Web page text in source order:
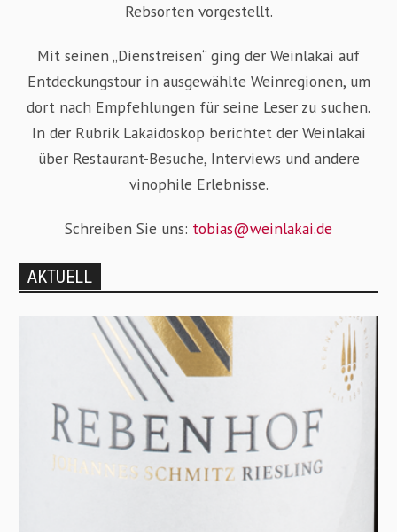
Rebsorten vorgestellt.
Mit seinen „Dienstreisen“ ging der Weinlakai auf
Entdeckungstour in ausgewählte Weinregionen, um
dort nach Empfehlungen für seine Leser zu suchen.
In der Rubrik Lakaidoskop berichtet der Weinlakai
über Restaurant-Besuche, Interviews und andere
vinophile Erlebnisse.
Schreiben Sie uns: tobias@weinlakai.de
AKTUELL